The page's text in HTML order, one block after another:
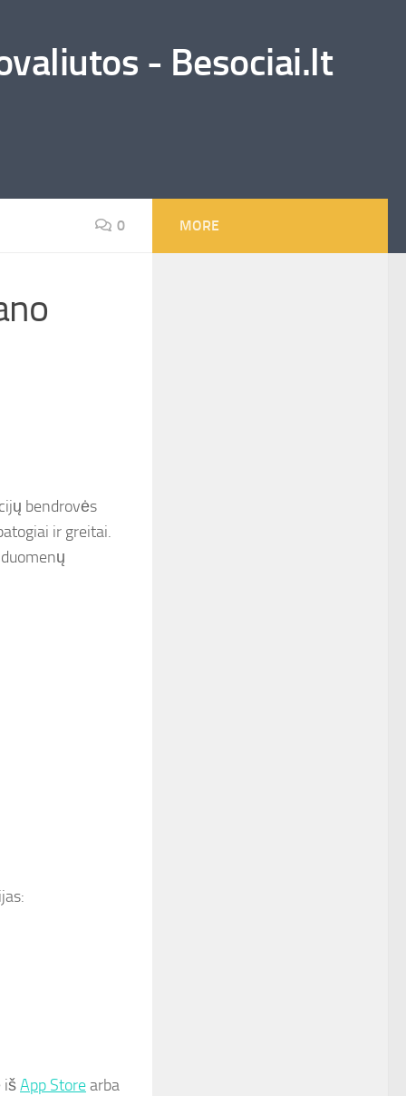
- Besociai.lt
0
bendrovės
ir greitai.
išApp Storearba
MORE